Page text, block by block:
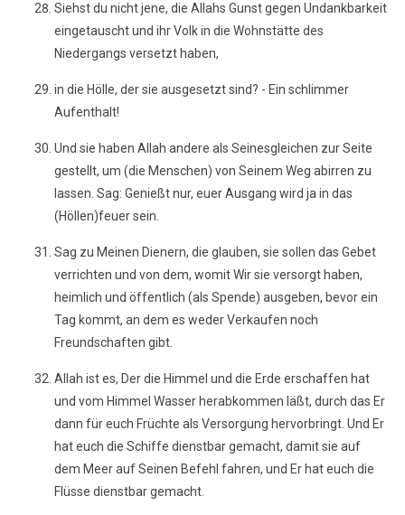
Siehst du nicht jene, die Allahs Gunst gegen Undankbarkeit
eingetauscht und ihr Volk in die Wohnstätte des
Niedergangs versetzt haben,
in die Hölle, der sie ausgesetzt sind? - Ein schlimmer
Aufenthalt!
Und sie haben Allah andere als Seinesgleichen zur Seite
gestellt, um (die Menschen) von Seinem Weg abirren zu
lassen. Sag: Genießt nur, euer Ausgang wird ja in das
(Höllen)feuer sein.
Sag zu Meinen Dienern, die glauben, sie sollen das Gebet
verrichten und von dem, womit Wir sie versorgt haben,
heimlich und öffentlich (als Spende) ausgeben, bevor ein
Tag kommt, an dem es weder Verkaufen noch
Freundschaften gibt.
Allah ist es, Der die Himmel und die Erde erschaffen hat
und vom Himmel Wasser herabkommen läßt, durch das Er
dann für euch Früchte als Versorgung hervorbringt. Und Er
hat euch die Schiffe dienstbar gemacht, damit sie auf
dem Meer auf Seinen Befehl fahren, und Er hat euch die
Flüsse dienstbar gemacht.